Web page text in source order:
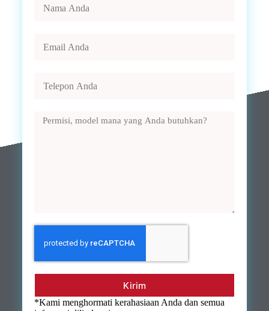
Kirim
*Kami menghormati kerahasiaan Anda dan semua